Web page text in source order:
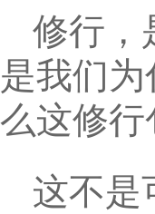
修行，
是我们
么这修
这不是